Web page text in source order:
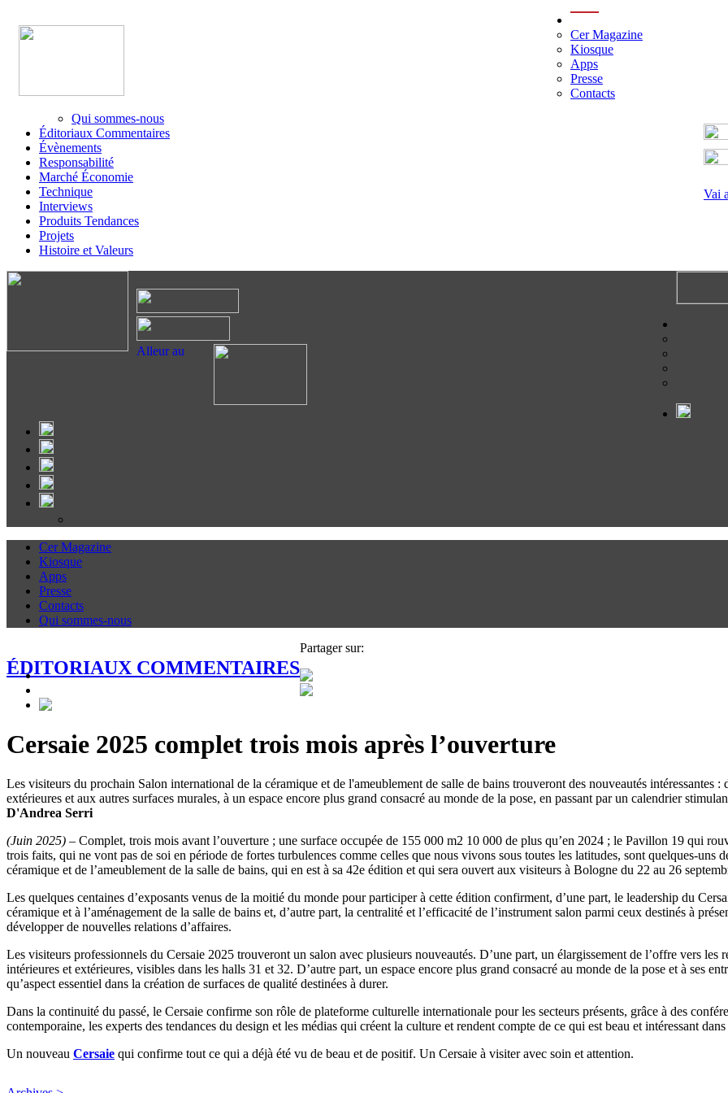
Vai a
Cer Magazine
Kiosque
Apps
Presse
Contacts
Qui sommes-nous
Éditoriaux Commentaires
Évènements
Responsabilité
Marché Économie
Technique
Interviews
Produits Tendances
Projets
Histoire et Valeurs
Alleur au
Cer Magazine
Kiosque
Apps
Presse
Contacts
Qui sommes-nous
ÉDITORIAUX COMMENTAIRES
Partager sur:
Cersaie 2025 complet trois mois après l’ouverture
Les visiteurs du prochain Salon international de la céramique et de l'ameublement de salle de bains trouveront des nouveautés intéressantes
extérieures et aux autres surfaces murales, à un espace encore plus grand consacré au monde de la pose, en passant par un calendrier
D'Andrea Serri
(Juin 2025) – Complet, trois mois avant l’ouverture ; une surface occupée de 155 000 m2 10 000 de plus qu’en 2024 ; le Pavillon 19 qui
trois faits, qui ne vont pas de soi en période de fortes turbulences comme celles que nous vivons sous toutes les latitudes, sont quelques-uns
céramique et de l’ameublement de la salle de bains, qui en est à sa 42e édition et qui sera ouvert aux visiteurs à Bologne du 22 au 26
Les quelques centaines d’exposants venus de la moitié du monde pour participer à cette édition confirment, d’une part, le leadership du
céramique et à l’aménagement de la salle de bains et, d’autre part, la centralité et l’efficacité de l’instrument salon parmi ceux destinés à
développer de nouvelles relations d’affaires.
Les visiteurs professionnels du Cersaie 2025 trouveront un salon avec plusieurs nouveautés. D’une part, un élargissement de l’offre vers
intérieures et extérieures, visibles dans les halls 31 et 32. D’autre part, un espace encore plus grand consacré au monde de la pose et à ses
qu’aspect essentiel dans la création de surfaces de qualité destinées à durer.
Dans la continuité du passé, le Cersaie confirme son rôle de plateforme culturelle internationale pour les secteurs présents, grâce à des
contemporaine, les experts des tendances du design et les médias qui créent la culture et rendent compte de ce qui est beau et intéressant
Un nouveau Cersaie qui confirme tout ce qui a déjà été vu de beau et de positif. Un Cersaie à visiter avec soin et attention.